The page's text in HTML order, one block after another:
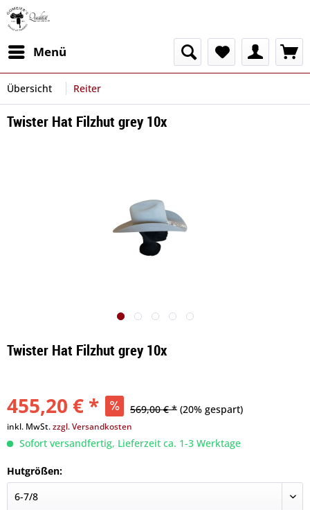
Menü
Übersicht Reiter
Twister Hat Filzhut grey 10x
Twister Hat Filzhut grey 10x
455,20 € * 569,00 € * (20% gespart)
inkl. MwSt.zzgl. Versandkosten
Sofort versandfertig, Lieferzeit ca. 1-3 Werktage
Hutgrößen: